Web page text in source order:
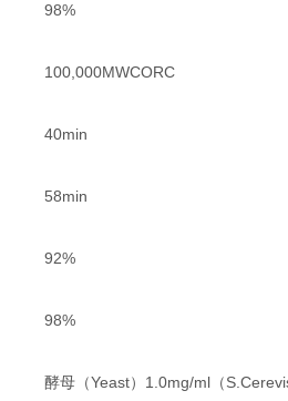
98%
100,000MWCORC
40min
58min
92%
98%
酵母（Yeast）1.0mg/ml（